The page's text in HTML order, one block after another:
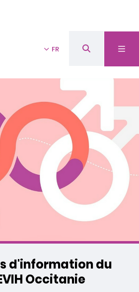
FR
d'information du
Occitanie